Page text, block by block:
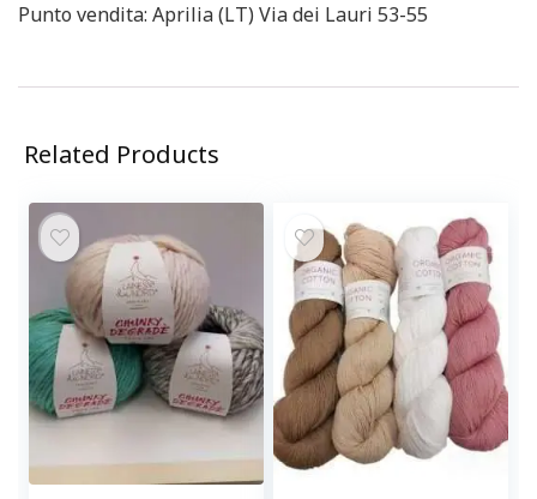
Punto vendita: Aprilia (LT) Via dei Lauri 53-55
Related Products